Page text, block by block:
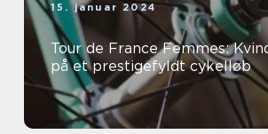
15. januar 2024
Tour de France Femmes:
på et prestigefyldt cykelløb